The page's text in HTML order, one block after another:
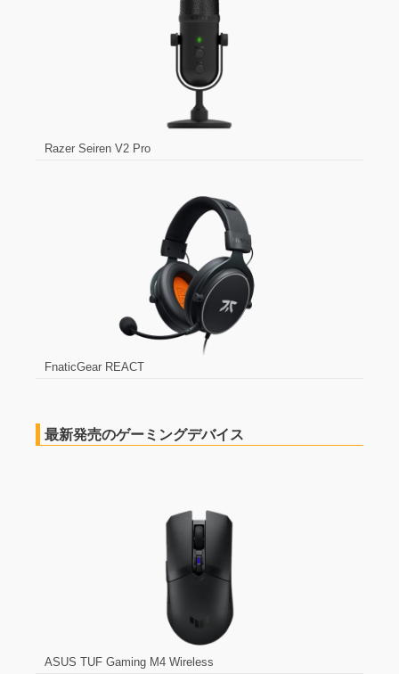
Razer Seiren V2 Pro
FnaticGear REACT
最新発売のゲーミングデバイス
ASUS TUF Gaming M4 Wireless